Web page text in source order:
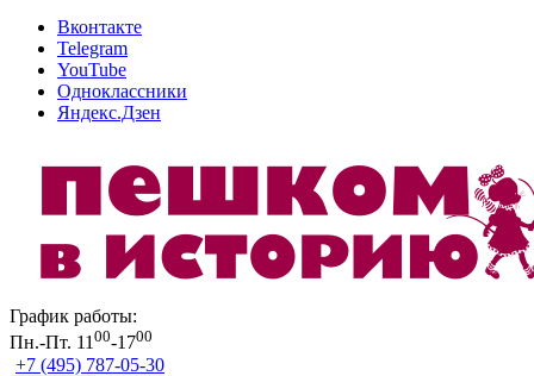
Вконтакте
Telegram
YouTube
Одноклассники
Яндекс.Дзен
График работы:
Пн.-Пт. 1100-1700
+7 (495) 787-05-30